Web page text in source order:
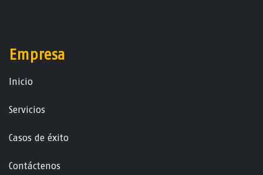
Empresa
Ini​ci​o
Servicios
Casos de éxito
Contáctenos